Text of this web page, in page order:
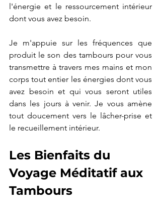
l'énergie et le ressourcement intérieur
dont vous avez besoin.
Je m'appuie sur les fréquences que
produit le son des tambours pour vous
transmettre à travers mes mains et mon
corps tout entier les énergies dont vous
avez besoin et qui vous seront utiles
dans les jours à venir. Je vous amène
tout doucement vers le lâcher-prise et
le recueillement intérieur.
Les Bienfaits du
Voyage Méditatif aux
Tambours